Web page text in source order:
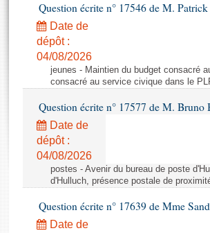
Projets de loi
Propositions de loi
Amendements
Textes adoptés
Rapports législatifs
Rapports sur l'application des lois
Baromètre de l’application des lois
Dossiers législatifs
Budget et sécurité sociale
Histoire
Juniors
Anciennes législatures
Contacts et plan d'accès
Photos libres de droit
Question écrite n° 17546 de M.
Date de
dépôt :
04/08/2026
jeunes - Maintien du budget consacré
consacré au service civique dans le
Question écrite n° 17577 de M. Bruno
Date de
dépôt :
04/08/2026
postes - Avenir du bureau de poste
d'Hulluch, présence postale de
Question écrite n° 17639 de Mme
Date de